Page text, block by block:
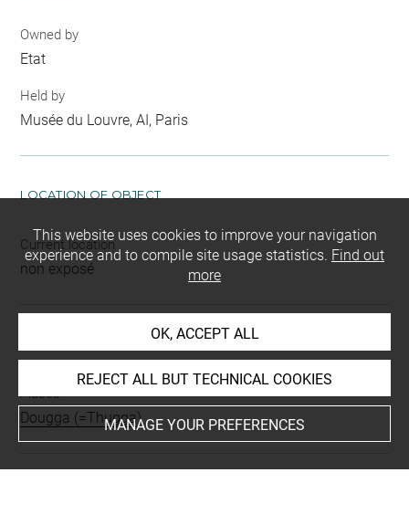
Owned by
Etat
Held by
Musée du Louvre, AI, Paris
LOCATION OF OBJECT
Current location
non exposé
Places
Dougga (=Thugga)
This website uses cookies to improve your navigation
experience and to compile site usage statistics. Find out
more
OK, ACCEPT ALL
REJECT ALL BUT TECHNICAL COOKIES
MANAGE YOUR PREFERENCES